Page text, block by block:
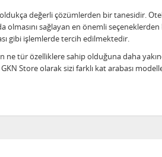
değerli çözümlerden bir tanesidir.
olmasını sağlayan en önemli
gibi işlemlerde tercih edilmektedir.
ne tür özelliklere sahip olduğuna daha
Store olarak sizi farklı kat arabası